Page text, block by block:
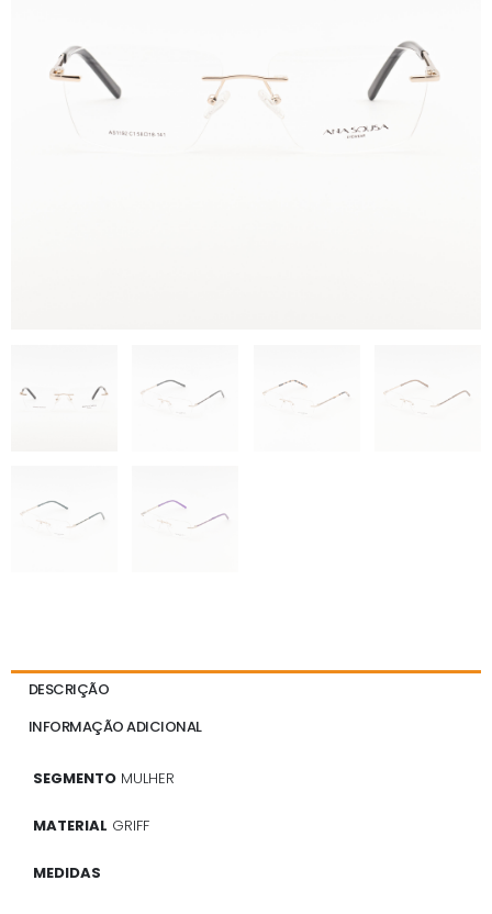
DESCRIÇÃO
INFORMAÇÃO ADICIONAL
SEGMENTO MULHER
MATERIAL GRIFF
MEDIDAS